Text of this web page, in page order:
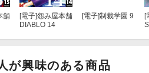
舗
[電子]怨み屋本舗
DIABLO 14
[電子]制裁学園 9
[
が興味のある商品